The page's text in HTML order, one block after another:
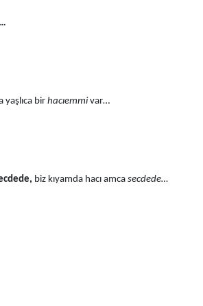
yaşlıca bir hacıemmi var…
biz kıyamda hacı amca secdede…